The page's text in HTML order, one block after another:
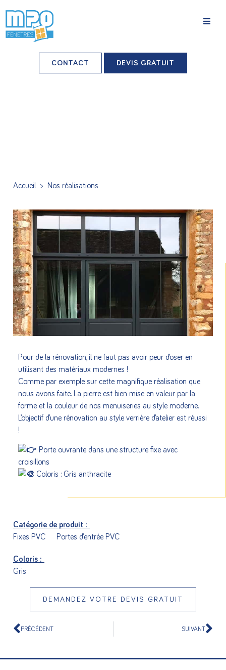
Nos agences
Nos produits
CONTACT DEVIS GRATUIT
Accueil > Nos réalisations
Pour de la rénovation, il ne faut pas avoir peur d’oser en
utilisant des matériaux modernes !
Comme par exemple sur cette magnifique réalisation que
nous avons faite. La pierre est bien mise en valeur par la
forme et la couleur de nos menuiseries au style moderne.
L’objectif d’une rénovation au style verrière d’atelier est réussi
!
Porte ouvrante dans une structure fixe avec
croisillons
Coloris : Gris anthracite
Catégorie de produit :
Fixes PVC
Portes d’entrée PVC
Coloris :
Gris
DEMANDEZ VOTRE DEVIS GRATUIT
PRÉCÉDENT SUIVANT